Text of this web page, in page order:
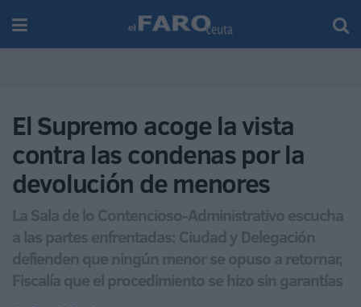
El Supremo acoge la vista
contra las condenas por la
devolución de menores
La Sala de lo Contencioso-Administrativo escucha
a las partes enfrentadas: Ciudad y Delegación
defienden que ningún menor se opuso a retornar,
Fiscalía que el procedimiento se hizo sin garantías